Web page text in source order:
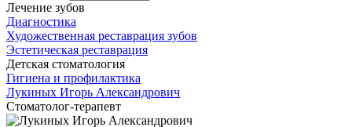
Лечение зубов
Диагностика
Художественная реставрация зубов
Эстетическая реставрация
Детская стоматология
Гигиена и профилактика
Лукиных Игорь Александрович
Стоматолог-терапевт